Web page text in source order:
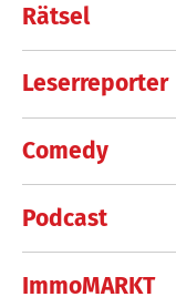
Rätsel
Leserreporter
Comedy
Podcast
ImmoMARKT